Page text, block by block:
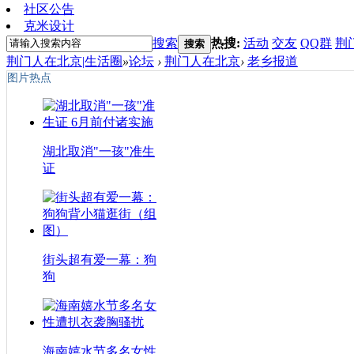
社区公告
克米设计
搜索 搜索 热搜: 活动 交友 QQ群 荆
荆门人在北京|生活圈»论坛 › 荆门人在北京› 老乡报道
图片热点
湖北取消"一孩"准生
证
街头超有爱一幕：狗
狗
海南嬉水节多名女性